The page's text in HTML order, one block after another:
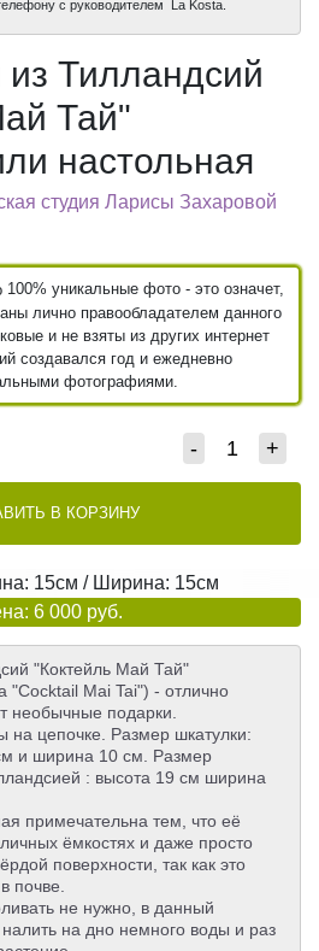
с руководителем La Kosta.
Тилландсий
Тай"
настольная
студия Ларисы Захаровой
100% уникальные фото - это означет,
лично правообладателем данного
и не взяты из других интернет
создавался год и ежедневно
фотографиями.
- +
В КОРЗИНУ
15см / Ширина: 15см
6 000 руб.
"Коктейль Май Тай"
"Cocktail Mai Tai") - отлично
необычные подарки.
на цепочке. Размер шкатулки:
и ширина 10 см. Размер
: высота 19 см ширина
примечательна тем, что её
ёмкостях и даже просто
поверхности, так как это
почве.
не нужно, в данный
на дно немного воды и раз